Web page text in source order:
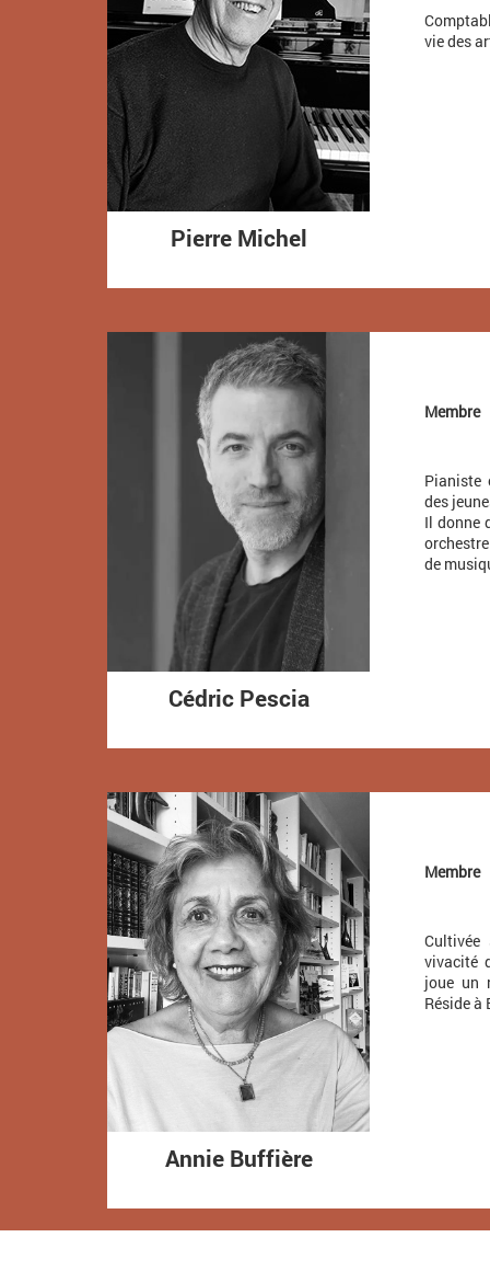
Pierre Michel
vie des
Cédric Pescia
Membre
Pianiste
des
Il donne
de
Annie Buffière
Membre
Cultivée
vivacité
joue un
Réside à